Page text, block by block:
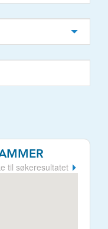
til søkeresultatet